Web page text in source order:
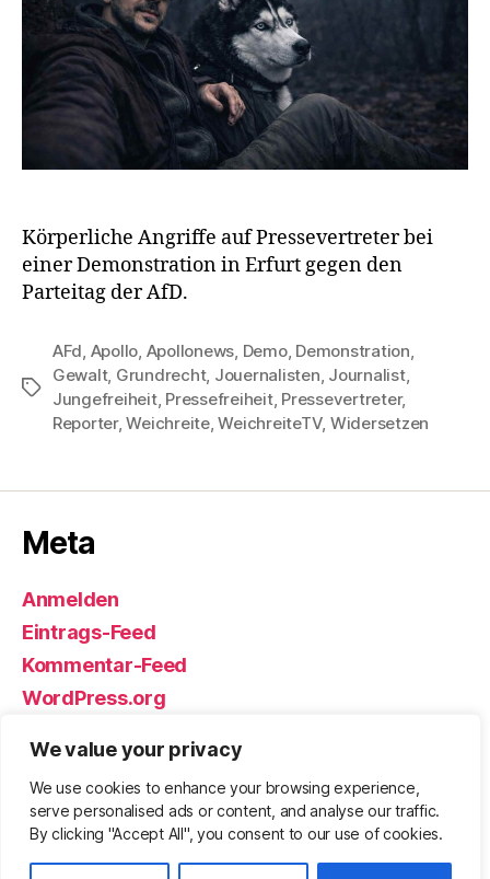
We value your privacy
We use cookies to enhance your browsing experience,
serve personalised ads or content, and analyse our traffic.
By clicking "Accept All", you consent to our use of cookies.
Körperliche Angriffe auf Pressevertreter bei
einer Demonstration in Erfurt gegen den
Parteitag der AfD.
Schlagwörter
AFd, Apollo, Apollonews, Demo, Demonstration,
Gewalt, Grundrecht, Jouernalisten, Journalist,
Jungefreiheit, Pressefreiheit, Pressevertreter,
Reporter,Weichreite,WeichreiteTV, Widersetzen
Meta
Anmelden
Eintrags-Feed
Kommentar-Feed
WordPress.org
© 2026Björn Eickhoff – Der Blog
rund um Messer, Equipment und ums
Überleben
Nach oben